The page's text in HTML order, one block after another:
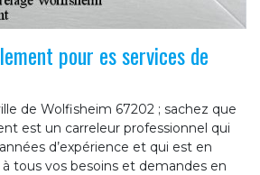
pour es services de
de Wolfisheim 67202 ; sachez que
est un carreleur professionnel qui
d’expérience et qui est en
tous vos besoins et demandes en